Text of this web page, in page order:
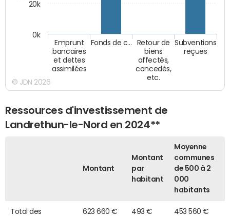
Emprunt
bancaires
et dettes
assimilées
Fonds de c…
Retour de
biens
affectés,
concedés,
etc.
Subventions
reçues
0k
20k
© JDN 2026
Ressources d'investissement de
Landrethun-le-Nord en 2024**
Montant
Montant
par
habitant
Moyenne
communes
de 500 à 2
000
habitants
Total des
623 660 € 493 € 453 560 €